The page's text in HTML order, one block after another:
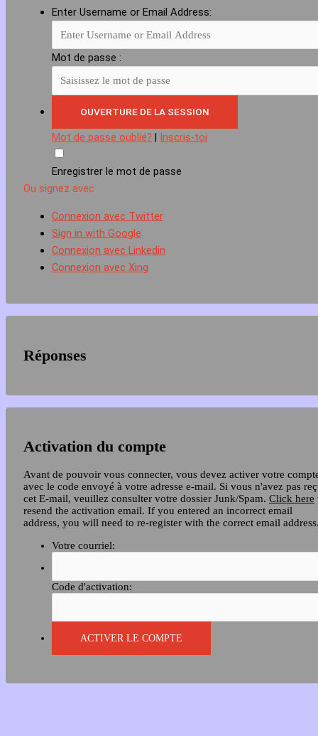
Enter Username or Email Address:
Mot de passe :
Mot de passe oublié? Inscris-toi
Enregistrer le mot de passe
Ou signez avec
Connexion avec Twitter
Sign in with Google
Connexion avec Linkedin
Connexion avec Xing
Réponses
Activation du compte
Avant de pouvoir vous connecter, vous devez activer votre
avec le code envoyé à votre adresse e-mail. Si vous n'avez pas
cet E-mail, veuillez consulter votre dossier Junk/Spam. Click here
resend the activation email. If you entered an incorrect email
address, you will need to re-register with the correct email
Votre courriel:
Code d'activation: